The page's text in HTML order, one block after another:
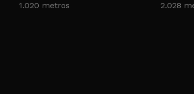
1.020 metros
2.028